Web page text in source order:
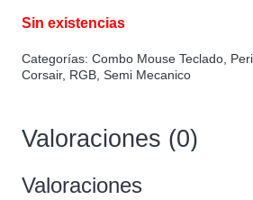
Sin existencias
Categorías: Combo Mouse Teclado
Corsair, RGB Semi Mecanico
Valoraciones (0)
Valoraciones